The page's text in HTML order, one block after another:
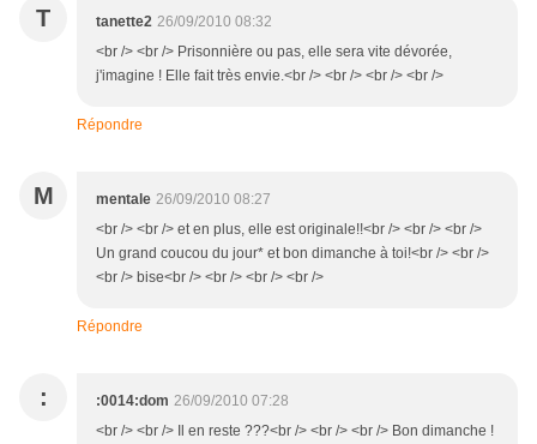
T tanette2 26/09/2010 08:32
<br /> <br /> Prisonnière ou pas, elle sera vite dévorée,
j'imagine ! Elle fait très envie.<br /> <br /> <br /> <br />
Répondre
M mentale 26/09/2010 08:27
<br /> <br /> et en plus, elle est originale!!<br /> <br /> <br />
Un grand coucou du jour* et bon dimanche à toi!<br /> <br />
<br /> bise<br /> <br /> <br /> <br />
Répondre
: :0014:dom 26/09/2010 07:28
<br /> <br /> Il en reste ???<br /> <br /> <br /> Bon dimanche !